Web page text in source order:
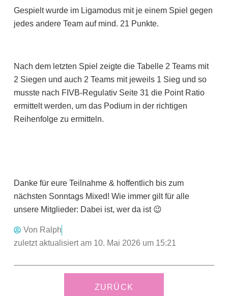
Gespielt wurde im Ligamodus mit je einem Spiel gegen
jedes andere Team auf mind. 21 Punkte.
Nach dem letzten Spiel zeigte die Tabelle 2 Teams mit
2 Siegen und auch 2 Teams mit jeweils 1 Sieg und so
musste nach FIVB-Regulativ Seite 31 die Point Ratio
ermittelt werden, um das Podium in der richtigen
Reihenfolge zu ermitteln.
Danke für eure Teilnahme & hoffentlich bis zum
nächsten Sonntags Mixed! Wie immer gilt für alle
unsere Mitglieder: Dabei ist, wer da ist 😉
Von Ralph
zuletzt aktualisiert am 10. Mai 2026 um 15:21
ZURÜCK